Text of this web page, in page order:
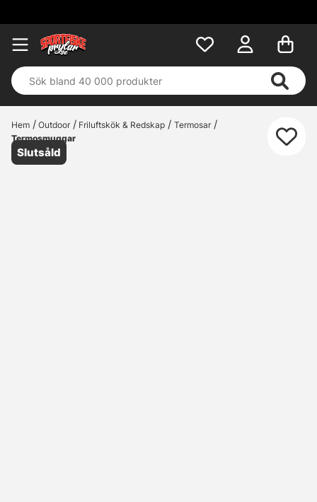
Hem Outdoor Friluftskök & Redskap
Termosar
Termosmuggar
Slutsåld